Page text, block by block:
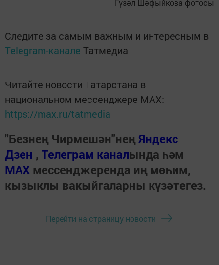
Гүзәл Шәфыйкова фотосы
Следите за самым важным и интересным в
Telegram-канале Татмедиа
Читайте новости Татарстана в
национальном мессенджере MАХ:
https://max.ru/tatmedia
"Безнең Чирмешән"неңЯндекс
Дзен , Телеграм каналында һәм
МАХ мессенджеренда иң мөһим,
кызыклы вакыйгаларны күзәтегез.
Перейти на страницу новости